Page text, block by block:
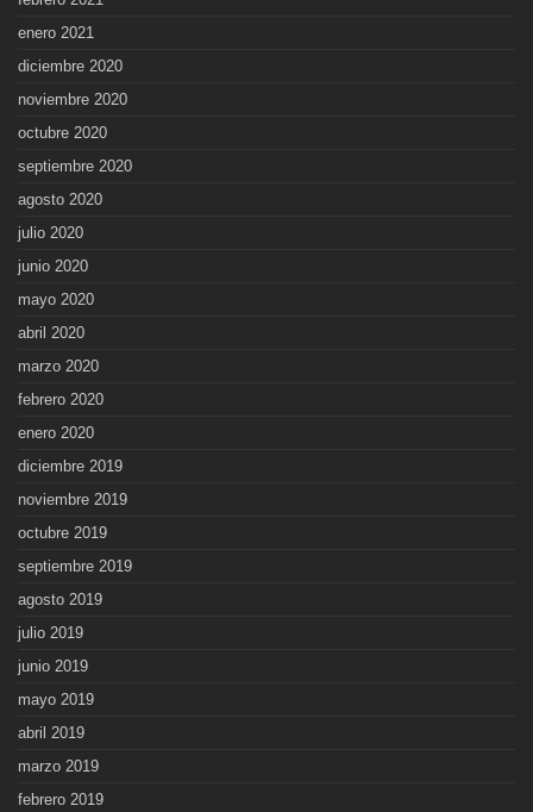
enero 2021
diciembre 2020
noviembre 2020
octubre 2020
septiembre 2020
agosto 2020
julio 2020
junio 2020
mayo 2020
abril 2020
marzo 2020
febrero 2020
enero 2020
diciembre 2019
noviembre 2019
octubre 2019
septiembre 2019
agosto 2019
julio 2019
junio 2019
mayo 2019
abril 2019
marzo 2019
febrero 2019